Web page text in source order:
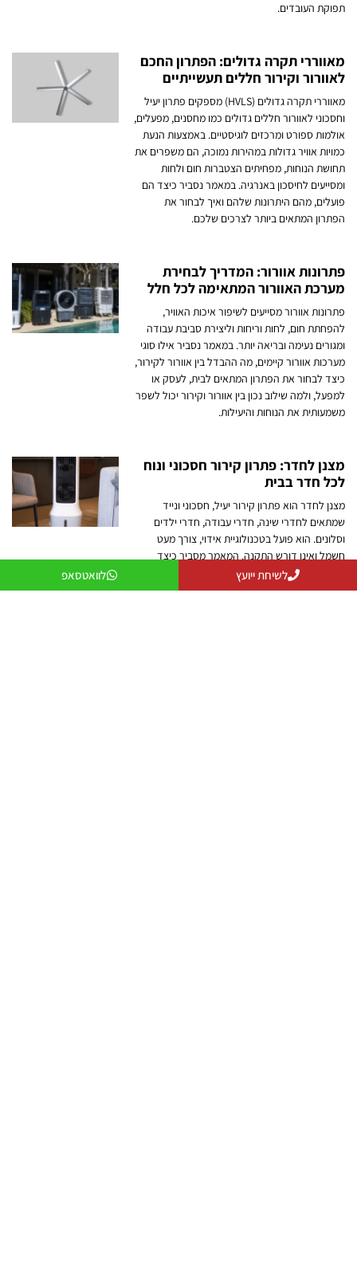
תפוקת העובדים.
מאווררי תקרה גדולים: הפתרון החכם
לאוורור וקירור חללים תעשייתיים
מאווררי תקרה גדולים (HVLS) מספקים פתרון יעיל
וחסכוני לאוורור חללים גדולים כמו מחסנים, מפעלים,
אולמות ספורט ומרכזים לוגיסטיים. באמצעות הנעת
כמויות אוויר גדולות במהירות נמוכה, הם משפרים את
תחושת הנוחות, מפחיתים הצטברות חום ולחות
ומסייעים לחיסכון באנרגיה. במאמר נסביר כיצד הם
פועלים, מהם היתרונות שלהם ואיך לבחור את
הפתרון המתאים ביותר לצרכים שלכם.
פתרונות אוורור: המדריך לבחירת
מערכת האוורור המתאימה לכל חלל
פתרונות אוורור מסייעים לשיפור איכות האוויר,
להפחתת חום, לחות וריחות וליצירת סביבת עבודה
ומגורים נעימה ובריאה יותר. במאמר נסביר אילו סוגי
מערכות אוורור קיימים, מה ההבדל בין אוורור לקירור,
כיצד לבחור את הפתרון המתאים לבית, לעסק או
למפעל, ולמה שילוב נכון בין אוורור וקירור יכול לשפר
משמעותית את הנוחות והיעילות.
מצנן לחדר: פתרון קירור חסכוני ונוח
לכל חדר בבית
מצנן לחדר הוא פתרון קירור יעיל, חסכוני ונייד
שמתאים לחדרי שינה, חדרי עבודה, חדרי ילדים
וסלונים. הוא פועל בטכנולוגיית אידוי, צורך מעט
חשמל ואינו דורש התקנה. המאמר מסביר כיצד
לבחור את המצנן המתאים, מהם היתרונות שלו
לעומת מזגן ואיך ליהנות מקירור נעים לאורך כל
לשיחת ייועץ לוואטסאפ